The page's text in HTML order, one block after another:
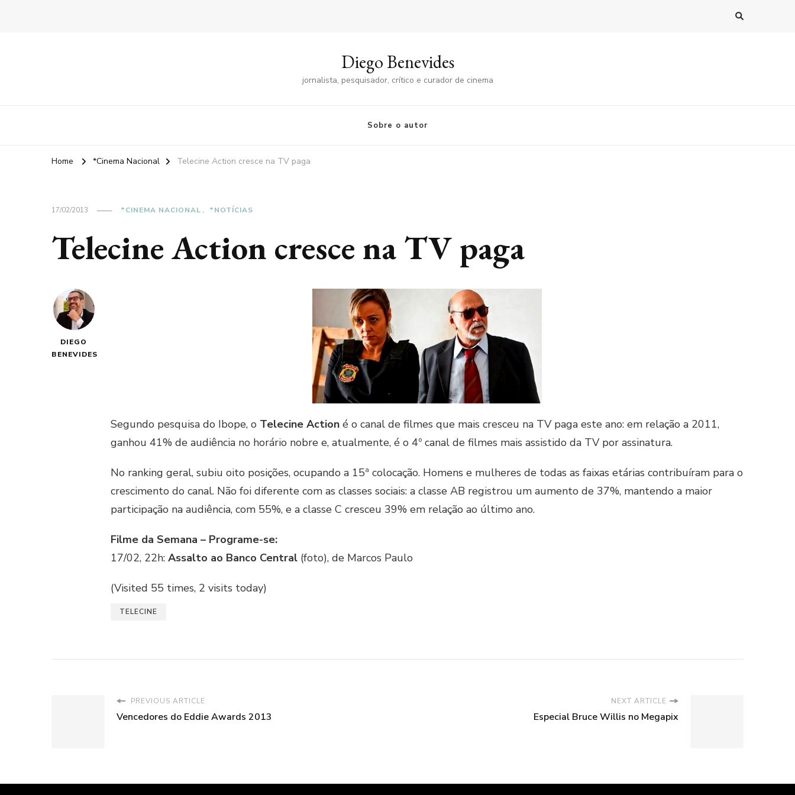
Diego Benevides
jornalista, pesquisador, crítico e curador de cinema
Sobre o autor
Home *Cinema Nacional Telecine Action cresce na TV paga
17/02/2013 *CINEMA NACIONAL *NOTÍCIAS
Telecine Action cresce na TV paga
DIEGO
BENEVIDES
Segundo pesquisa do Ibope, o Telecine Action é o canal de filmes que mais cresceu na TV paga este ano: em relação a 2011,
ganhou 41% de audiência no horário nobre e, atualmente, é o 4º canal de filmes mais assistido da TV por assinatura.
No ranking geral, subiu oito posições, ocupando a 15ª colocação. Homens e mulheres de todas as faixas etárias contribuíram para o
crescimento do canal. Não foi diferente com as classes sociais: a classe AB registrou um aumento de 37%, mantendo a maior
participação na audiência, com 55%, e a classe C cresceu 39% em relação ao último ano.
Filme da Semana – Programe-se:
17/02, 22h: Assalto ao Banco Central (foto), de Marcos Paulo
(Visited 55 times, 2 visits today)
TELECINE
PREVIOUS ARTICLE
Vencedores do Eddie Awards 2013
NEXT ARTICLE
Especial Bruce Willis no Megapix